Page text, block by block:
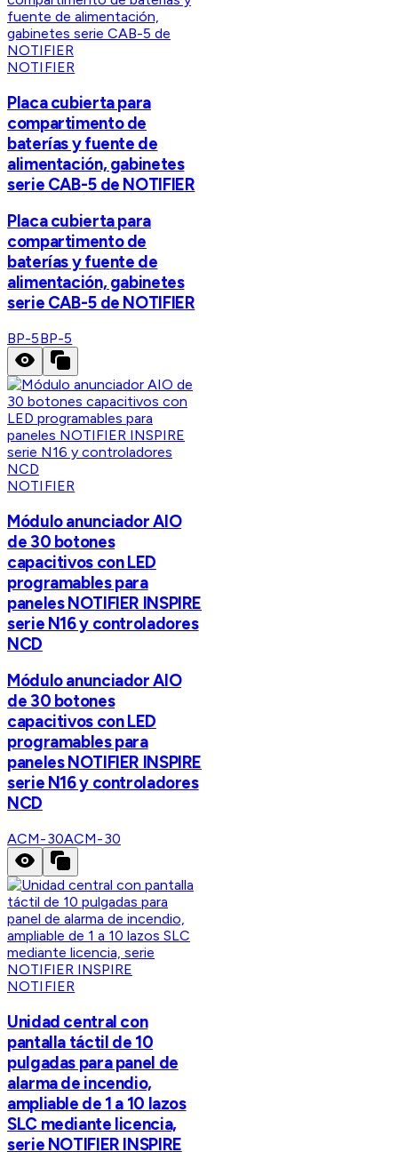
NOTIFIER
Placa cubierta para
compartimento de
baterías y fuente de
alimentación, gabinetes
serie CAB-5 de NOTIFIER
Placa cubierta para
compartimento de
baterías y fuente de
alimentación, gabinetes
serie CAB-5 de NOTIFIER
BP-5BP-5
NOTIFIER
Módulo anunciador AIO
de 30 botones
capacitivos con LED
programables para
paneles NOTIFIER INSPIRE
serie N16 y controladores
NCD
Módulo anunciador AIO
de 30 botones
capacitivos con LED
programables para
paneles NOTIFIER INSPIRE
serie N16 y controladores
NCD
ACM-30ACM-30
NOTIFIER
Unidad central con
pantalla táctil de 10
pulgadas para panel de
alarma de incendio,
ampliable de 1 a 10 lazos
SLC mediante licencia,
serie NOTIFIER INSPIRE